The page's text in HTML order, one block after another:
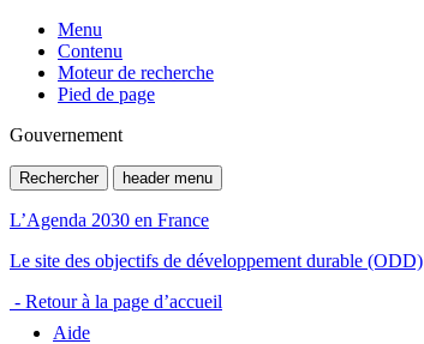
Menu
Contenu
Moteur de recherche
Pied de page
Gouvernement
Rechercher header menu
L’Agenda 2030 en France
Le site des objectifs de développement durable (ODD)
- Retour à la page d’accueil
Aide